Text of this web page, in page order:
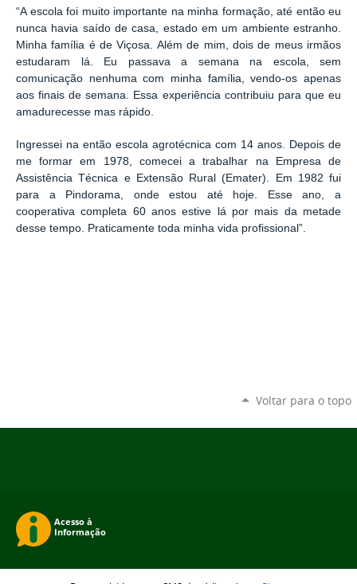
“A escola foi muito importante na minha formação, até então eu
nunca havia saído de casa, estado em um ambiente estranho.
Minha família é de Viçosa. Além de mim, dois de meus irmãos
estudaram lá. Eu passava a semana na escola, sem
comunicação nenhuma com minha família, vendo-os apenas
aos finais de semana. Essa experiência contribuiu para que eu
amadurecesse mas rápido.
Ingressei na então escola agrotécnica com 14 anos. Depois de
me formar em 1978, comecei a trabalhar na Empresa de
Assistência Técnica e Extensão Rural (Emater). Em 1982 fui
para a Pindorama, onde estou até hoje. Esse ano, a
cooperativa completa 60 anos estive lá por mais da metade
desse tempo. Praticamente toda minha vida profissional”.
Voltar para o topo